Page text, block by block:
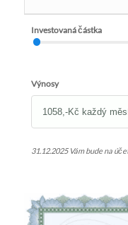
Investovaná částka
Výnosy
31.12.2025 Vám bude na